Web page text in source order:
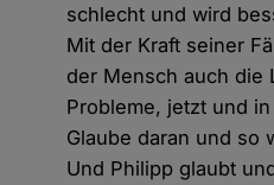
schlecht und wird
Mit der Kraft seiner
der Mensch auch die
Probleme, jetzt und
Glaube daran und so
Und Philipp glaubt